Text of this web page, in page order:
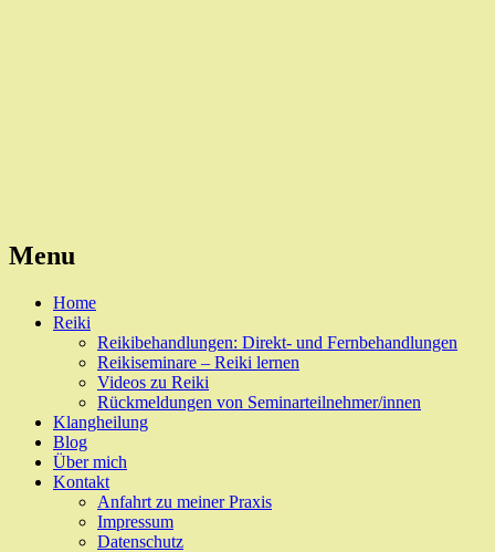
Menu
Skip
Home
Reiki
Reikibehandlungen: Direkt- und Fernbehandlungen
Reikiseminare – Reiki lernen
Videos zu Reiki
Rückmeldungen von Seminarteilnehmer/innen
Klangheilung
Blog
Über mich
Kontakt
Anfahrt zu meiner Praxis
Impressum
Datenschutz